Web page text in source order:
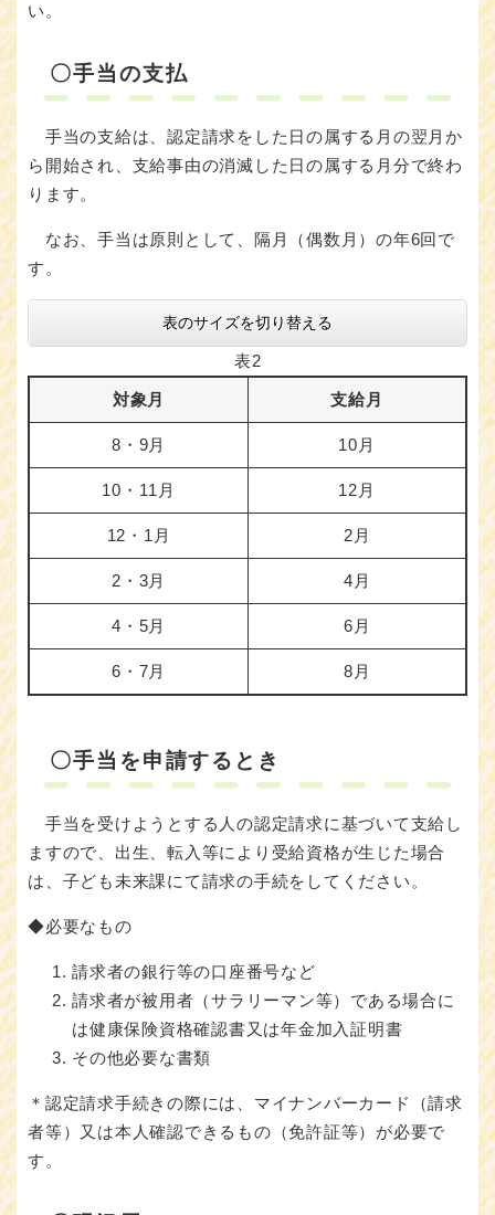
い。
〇手当の支払
手当の支給は、認定請求をした日の属する月の翌月か
ら開始され、支給事由の消滅した日の属する月分で終わ
ります。
なお、手当は原則として、隔月（偶数月）の年6回で
す。
表のサイズを切り替える
表2
対象月 支給月
8・9月 10月
10・11月 12月
12・1月 2月
2・3月 4月
4・5月 6月
6・7月 8月
〇手当を申請するとき
手当を受けようとする人の認定請求に基づいて支給し
ますので、出生、転入等により受給資格が生じた場合
は、子ども未来課にて請求の手続をしてください。
◆必要なもの
請求者の銀行等の口座番号など
請求者が被用者（サラリーマン等）である場合に
は健康保険資格確認書又は年金加入証明書
その他必要な書類
＊認定請求手続きの際には、マイナンバーカード（請求
者等）又は本人確認できるもの（免許証等）が必要で
す。